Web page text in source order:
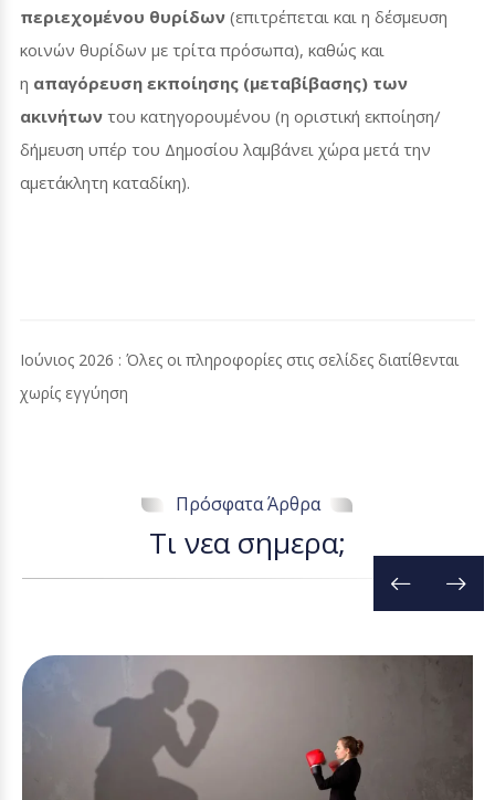
περιεχομένου θυρίδων (επιτρέπεται και η δέσμευση
κοινών θυρίδων με τρίτα πρόσωπα), καθώς και
η απαγόρευση εκποίησης (μεταβίβασης) των
ακινήτων του κατηγορουμένου (η οριστική εκποίηση/
δήμευση υπέρ του Δημοσίου λαμβάνει χώρα μετά την
αμετάκλητη καταδίκη).
Ιούνιος 2026 : Όλες οι πληροφορίες στις σελίδες διατίθενται
χωρίς εγγύηση
Πρόσφατα Άρθρα
Τι νεα σημερα;